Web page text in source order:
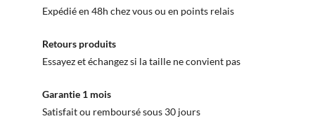
Expédié en 48h chez vous ou en points relais
Retours produits
Essayez et échangez si la taille ne convient pas
Garantie 1 mois
Satisfait ou remboursé sous 30 jours